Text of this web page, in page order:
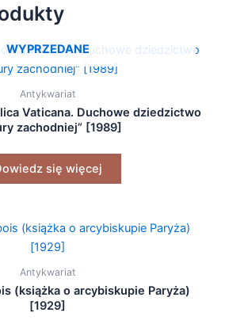
WYPRZEDANE
Antykwariat
Vaticana. Duchowe dziedzictwo
zachodniej” [1989]
się więcej
Antykwariat
(książka o arcybiskupie Paryża)
[1929]